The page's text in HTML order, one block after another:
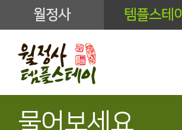
월정사 템플스테이
물어보세요